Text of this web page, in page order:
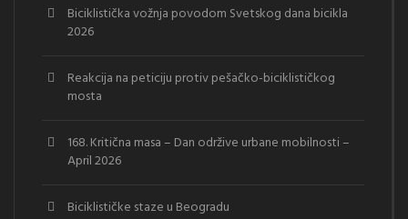
Biciklistička vožnja povodom Svetskog dana bicikla
2026
Reakcija na peticiju protiv pešačko-biciklističkog
mosta
168. Kritična masa – Dan održive urbane mobilnosti –
April 2026
Biciklističke staze u Beogradu